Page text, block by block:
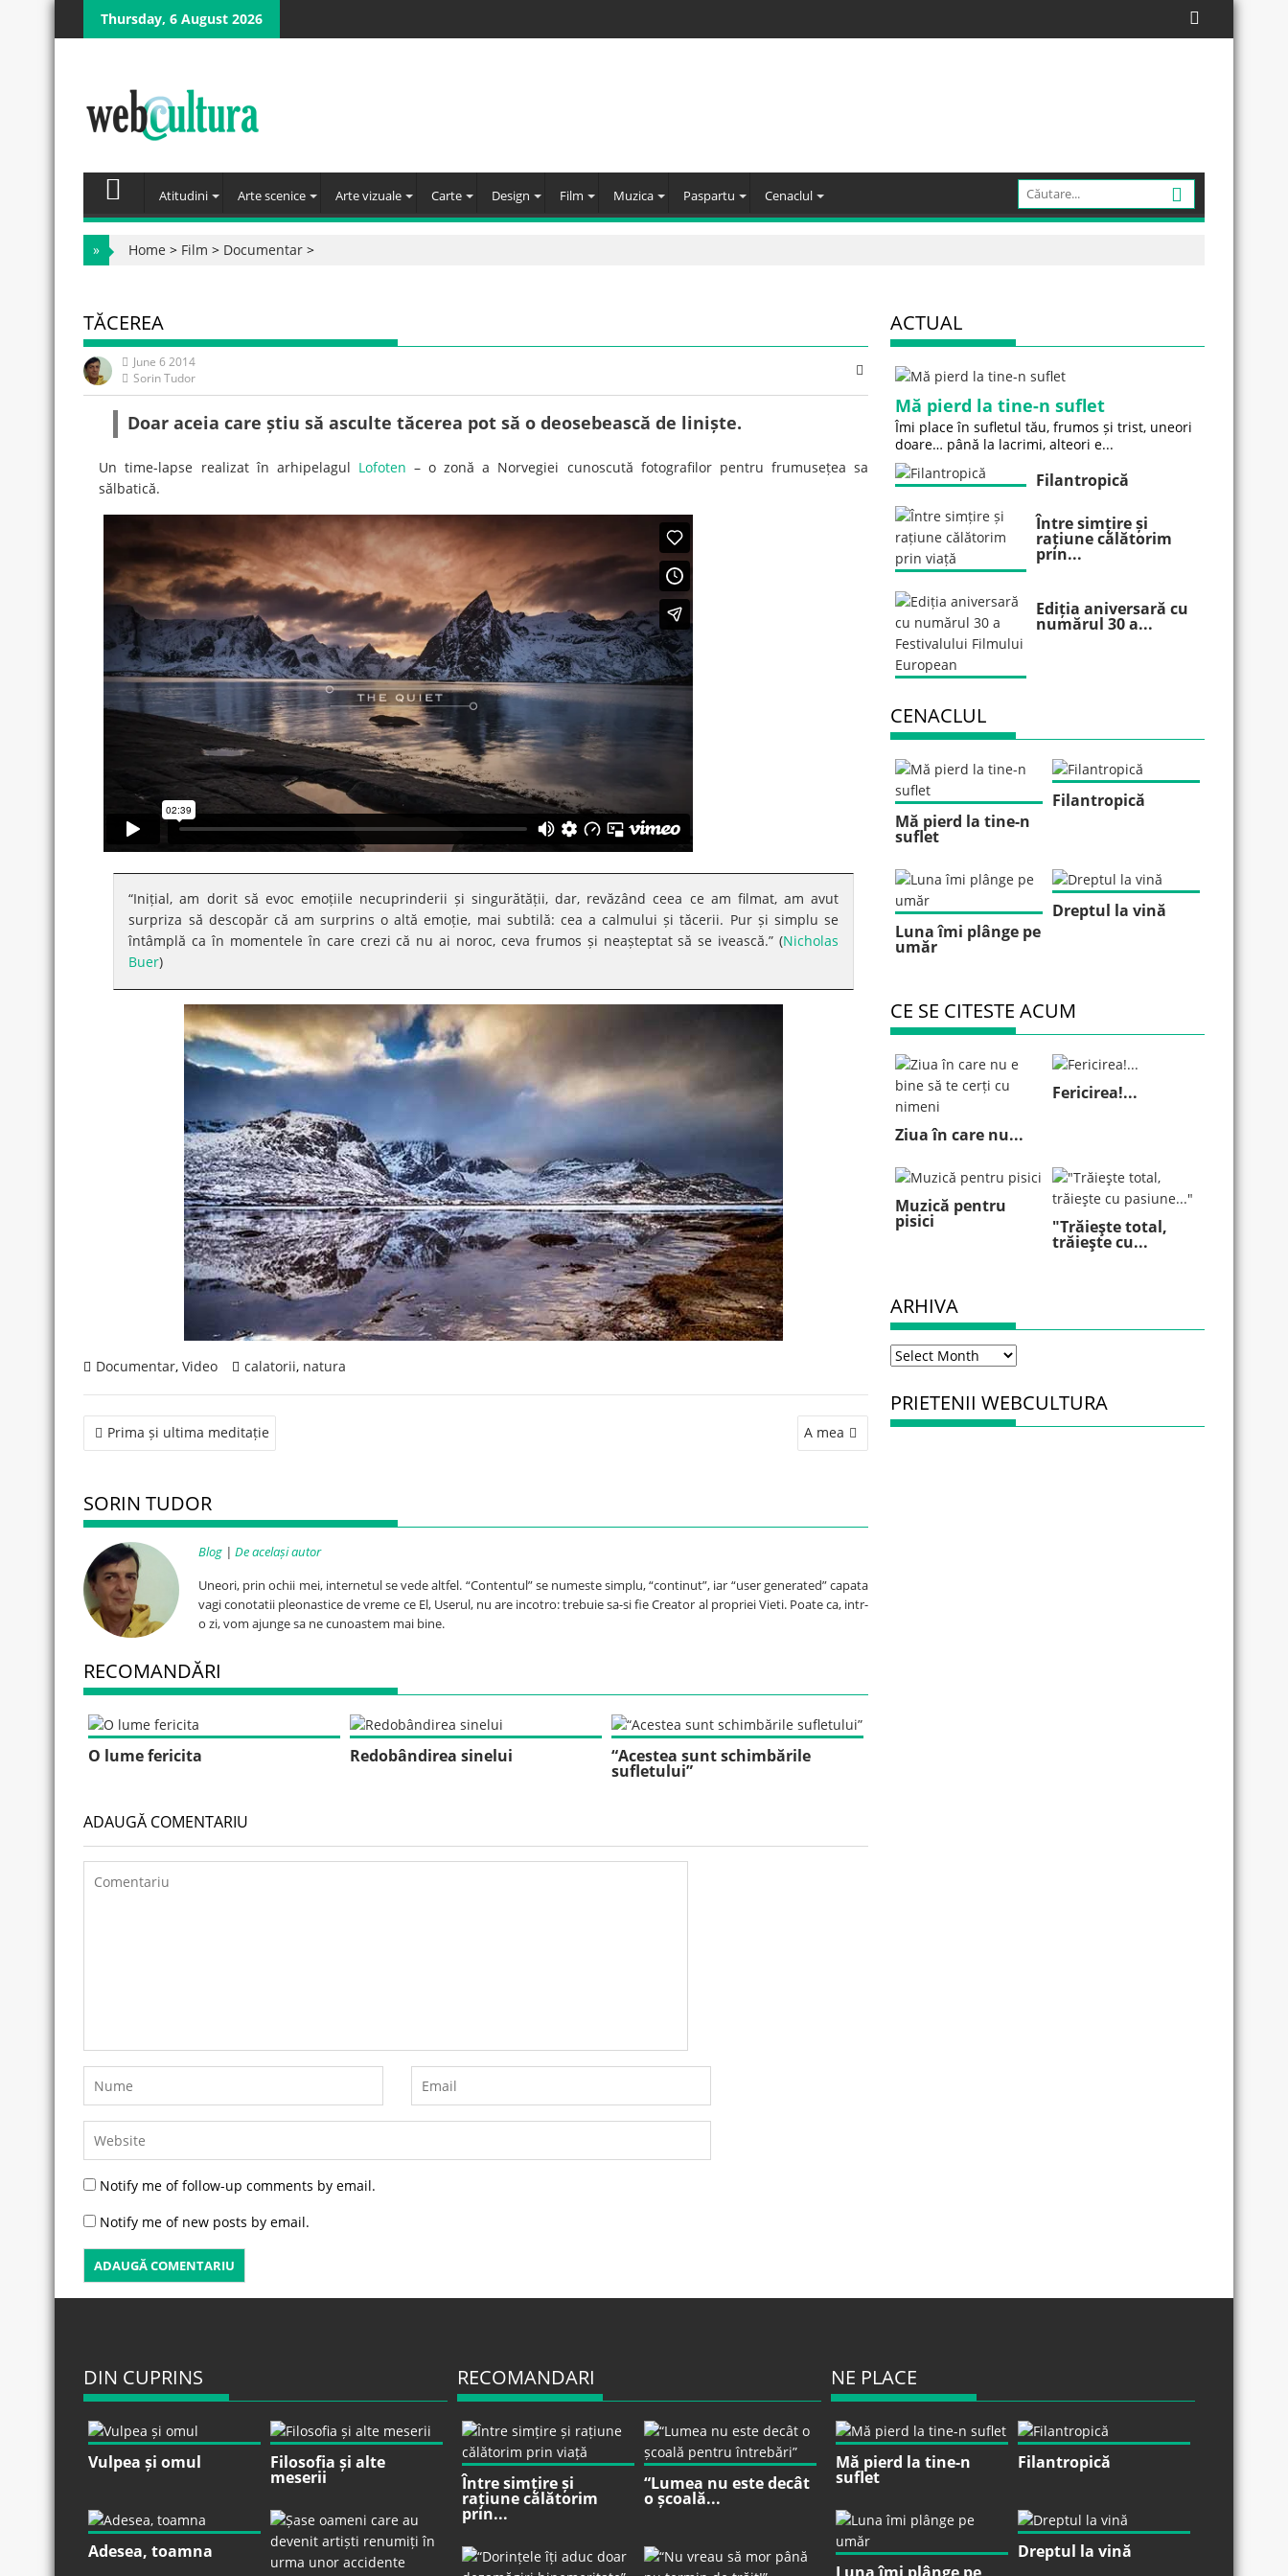
Skip
Thursday, 6 August 2026
Atitudini Arte scenice Arte vizuale Carte Design Film Muzica Paspartu Cenaclul
» Home > Film > Documentar >
TĂCEREA
June 6 2014
Sorin Tudor
Doar aceia care știu să asculte tăcerea pot să o deosebească de liniște.
Un time-lapse realizat în arhipelagul Lofoten – o zonă a Norvegiei cunoscută fotografilor pentru frumusețea sa
sălbatică.
“Inițial, am dorit să evoc emoțiile necuprinderii și singurătății, dar, revăzând ceea ce am filmat, am avut
surpriza să descopăr că am surprins o altă emoție, mai subtilă: cea a calmului și tăcerii. Pur și simplu se
întâmplă ca în momentele în care crezi că nu ai noroc, ceva frumos și neașteptat să se ivească.” (Nicholas
Buer)
Documentar, Video calatorii, natura
Post
navigation
Prima și ultima meditație A mea
SORIN TUDOR
Blog | De același autor
Uneori, prin ochii mei, internetul se vede altfel. “Contentul” se numeste simplu, “continut”, iar “user generated” capata
vagi conotatii pleonastice de vreme ce El, Userul, nu are incotro: trebuie sa-si fie Creator al propriei Vieti. Poate ca, intr-
o zi, vom ajunge sa ne cunoastem mai bine.
RECOMANDĂRI
O lume fericita Redobândirea sinelui “Acestea sunt schimbările
sufletului”
ADAUGĂ COMENTARIU
Notify me of follow-up comments by email.
Notify me of new posts by email.
ACTUAL
Mă pierd la tine-n suflet
Îmi place în sufletul tău, frumos și trist, uneori
doare… până la lacrimi, alteori e...
Filantropică
Între simțire și
rațiune călătorim
prin...
Ediția aniversară cu
numărul 30 a...
CENACLUL
Mă pierd la tine-n
suflet
Filantropică
Luna îmi plânge pe
umăr
Dreptul la vină
CE SE CITESTE ACUM
Ziua în care nu...
Fericirea!...
Muzică pentru
pisici "Trăieşte total,
trăieşte cu...
ARHIVA
Arhiva
PRIETENII WEBCULTURA
DIN CUPRINS
Vulpea și omul Filosofia și alte
meserii
Adesea, toamna
RECOMANDARI
Între simțire și
rațiune călătorim
prin...
“Lumea nu este decât
o școală...
NE PLACE
Mă pierd la tine-n
suflet
Filantropică
Dreptul la vină